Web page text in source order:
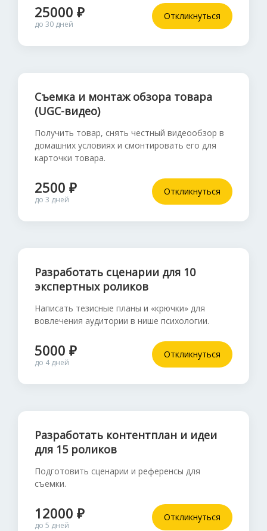
25000 ₽
до 30 дней
Откликнуться
Съемка и монтаж обзора товара
(UGC-видео)
Получить товар, снять честный видеообзор в
домашних условиях и смонтировать его для
карточки товара.
2500 ₽
до 3 дней
Откликнуться
Разработать сценарии для 10
экспертных роликов
Написать тезисные планы и «крючки» для
вовлечения аудитории в нише психологии.
5000 ₽
до 4 дней
Откликнуться
Разработать контентплан и идеи
для 15 роликов
Подготовить сценарии и референсы для
съемки.
12000 ₽
до 5 дней
Откликнуться